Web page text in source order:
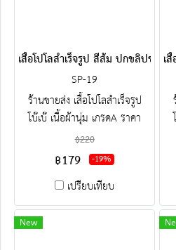
เสื้อโปโลสำเร็จรูป สีส้ม ปกขลิปขาวน้
SP-19
ร้านขายส่ง เสื้อโปโลสำเร็จรูป
โบ๊เบ๊ เนื้อผ้านุ่ม เกรดA ราคา
โรงงาน ขายราคาส่งโบ๊เบ๊ พร้อม
ปัก-สกรีน ครบวงจร ติดต่อฝ่าย
ขาย Line : @jacketbkk (มี@ค่ะ)
฿220
฿179 -19%
เปรียบเทียบ
เ
New